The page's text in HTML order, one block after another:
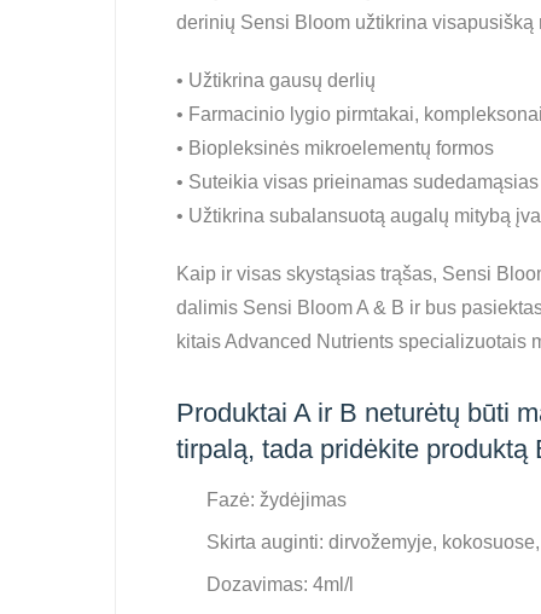
derinių Sensi Bloom užtikrina
• Užtikrina gausų derlių
• Farmacinio lygio pirmtakai, kompleksonai
• Biopleksinės mikroelementų formos
• Suteikia visas prieinamas
• Užtikrina subalansuotą augalų mitybą
Kaip ir visas skystąsias trąšas, Sensi
dalimis Sensi Bloom A & B ir bus
kitais Advanced Nutrients specializuotais
Produktai A ir B neturėtų būti
tirpalą, tada pridėkite produktą
Fazė: žydėjimas
Skirta auginti: dirvožemyje, kokosuose,
Dozavimas: 4ml/l